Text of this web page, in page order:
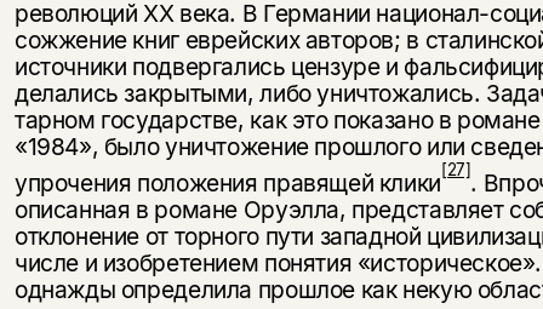
революций XX века. В Германии национал-
сожжение книг еврейских авторов; в
источники подвергались цензуре и
делались закрытыми, либо уничтожались.
тарном государстве, как это показано в
«1984», было уничтожение прошлого или
упрочения поло­жения правящей клики[27].
описанная в романе Оруэлла, представляет
отклонение от торного пути западной
числе и изобретением понятия
однажды определила прошлое как некую